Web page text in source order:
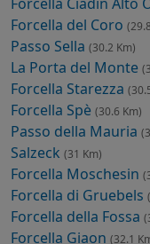
Forcella del Coro
Passo Sella (30.2 Km)
La Porta del Monte
Forcella Starezza
Forcella Spè (30.6 Km)
Passo della Mauria
Salzeck (31 Km)
Forcella Moschesin
Forcella di Gruebels
Forcella della Fossa
Forcella Giaon (32.1